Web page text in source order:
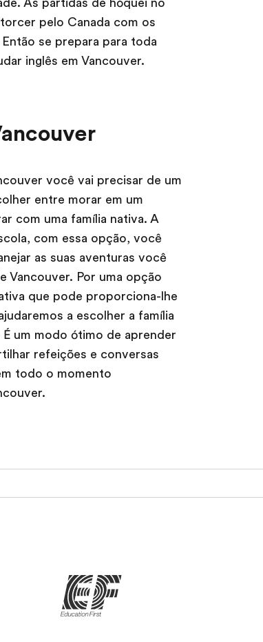
pelo Canada com os
se prepara para toda
inglês em Vancouver.
você vai precisar de um
entre morar em um
com uma família nativa. A
com essa opção, você
as suas aventuras você
Vancouver. Por uma opção
que pode proporciona-lhe
a escolher a família
um modo ótimo de aprender
refeições e conversas
todo o momento